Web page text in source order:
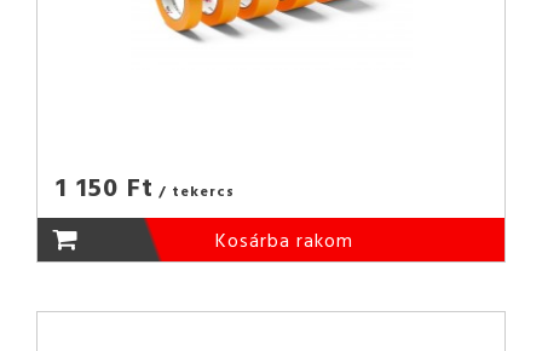
1 150 Ft / tekercs
Kosárba rakom